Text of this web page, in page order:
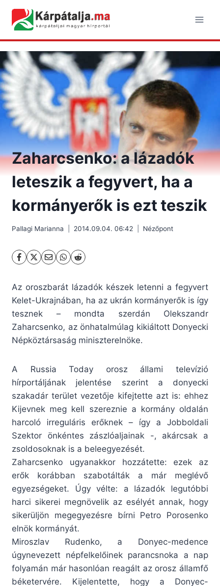
content
Zaharcsenko: a lázadók
leteszik a fegyvert, ha a
kormányerők is ezt teszik
Pallagi Marianna 2014.09.04. 06:42 Nézőpont
Az oroszbarát lázadók készek letenni a fegyvert
Kelet-Ukrajnában, ha az ukrán kormányerők is így
tesznek – mondta szerdán Olekszandr
Zaharcsenko, az önhatalmúlag kikiáltott Donyecki
Népköztársaság miniszterelnöke.
A Russia Today orosz állami televízió
hírportáljának jelentése szerint a donyecki
szakadár terület vezetője kifejtette azt is: ehhez
Kijevnek meg kell szereznie a kormány oldalán
harcoló irreguláris erőknek – így a Jobboldali
Szektor önkéntes zászlóaljainak -, akárcsak a
zsoldosoknak is a beleegyezését.
Zaharcsenko ugyanakkor hozzátette: ezek az
erők korábban szabotálták a már meglévő
egyezségeket. Úgy vélte: a lázadók legutóbbi
harci sikerei megnövelik az esélyét annak, hogy
sikerüljön megegyezésre bírni Petro Porosenko
elnök kormányát.
Miroszlav Rudenko, a Donyec-medence
úgynevezett népfelkelőinek parancsnoka a nap
folyamán már hasonlóan reagált az orosz államfő
béketervére. Kijelentette, hogy a Donyec-